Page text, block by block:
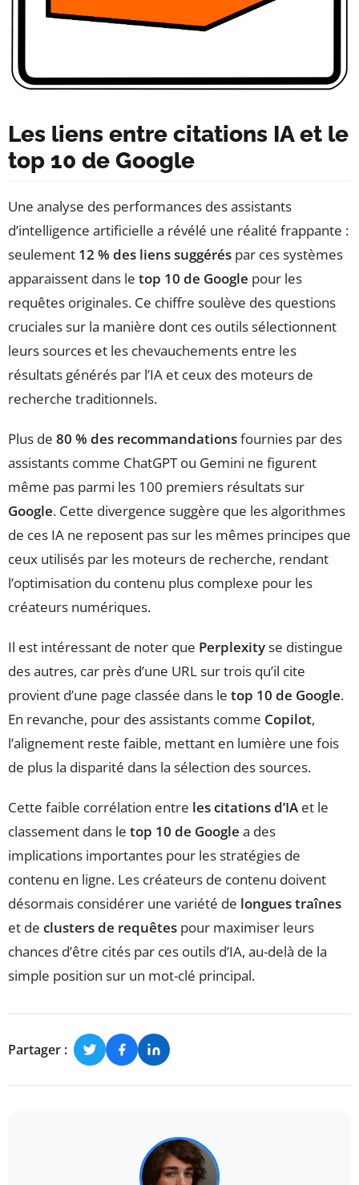
Les liens entre citations IA et le
top 10 de Google
Une analyse des performances des assistants
d’intelligence artificielle a révélé une réalité frappante :
seulement 12 % des liens suggérés par ces systèmes
apparaissent dans le top 10 de Google pour les
requêtes originales. Ce chiffre soulève des questions
cruciales sur la manière dont ces outils sélectionnent
leurs sources et les chevauchements entre les
résultats générés par l’IA et ceux des moteurs de
recherche traditionnels.
Plus de 80 % des recommandationsfournies par des
assistants comme ChatGPT ou Gemini ne figurent
même pas parmi les 100 premiers résultats sur
Google. Cette divergence suggère que les algorithmes
de ces IA ne reposent pas sur les mêmes principes que
ceux utilisés par les moteurs de recherche, rendant
l’optimisation du contenu plus complexe pour les
créateurs numériques.
Il est intéressant de noter que Perplexityse distingue
des autres, car près d’une URL sur trois qu’il cite
provient d’une page classée dans le top 10 de Google.
En revanche, pour des assistants comme Copilot,
l’alignement reste faible, mettant en lumière une fois
de plus la disparité dans la sélection des sources.
Cette faible corrélation entre les citations d’IA et le
classement dans le top 10 de Google a des
implications importantes pour les stratégies de
contenu en ligne. Les créateurs de contenu doivent
désormais considérer une variété de longues traînes
et de clusters de requêtes pour maximiser leurs
chances d’être cités par ces outils d’IA, au-delà de la
simple position sur un mot-clé principal.
Partager :